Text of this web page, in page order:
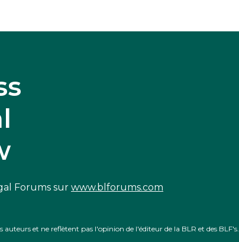
Forums sur www.blforums.com
et ne reflètent pas l'opinion de l'éditeur de la BLR et des BLF's.